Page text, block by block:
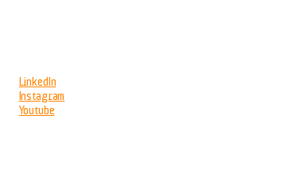
LinkedIn
Instagram
Youtube